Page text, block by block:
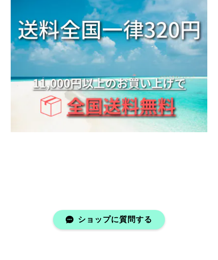
友達とお揃いで付けようと思い シルバーと ゴールド
２個買いしちゃいました。 はやく、渡したいです。
2025/06/17
友達とお揃いで付けようと思い シルバーと ゴールド
２個買いしちゃいました。 はやく、渡したいです。
ショップに質問する